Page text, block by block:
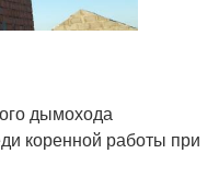
дымохода
коренной работы при